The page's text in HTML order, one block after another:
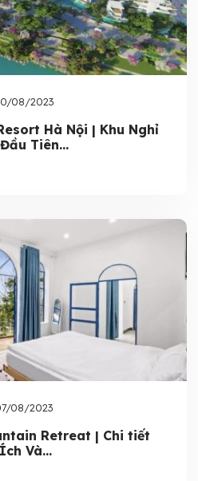
08/2023
Hà Nội | Khu Nghỉ
Tiên...
08/2023
Retreat | Chi tiết
Và...